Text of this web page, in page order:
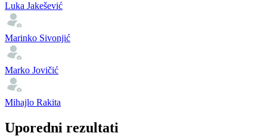
Luka Jakešević
Marinko Sivonjić
Marko Jovičić
Mihajlo Rakita
Uporedni rezultati